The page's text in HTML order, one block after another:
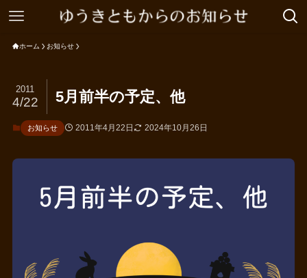
ホーム お知らせ
5月前半の予定、他
2011
4/22
お知らせ 2011年4月22日 2024年10月26日